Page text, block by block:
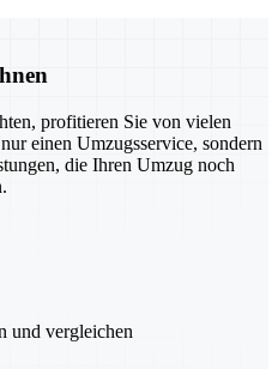
profitieren Sie von vielen
einen Umzugsservice, sondern
die Ihren Umzug noch
und vergleichen